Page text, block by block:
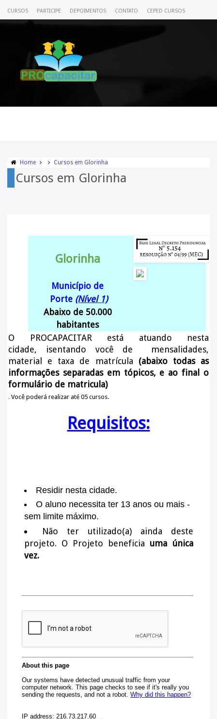
CURSOS PARTICIPE DEPOIMENTOS CONTATO CEPED CURSOS
Home Cursos em Glorinha
Cursos em Glorinha
Glorinha
Município de
Porte (Nível 1)
Abaixo de 50.000
habitantes
O PROCAPACITAR está atuando nesta
cidade, isentando você de mensalidades,
material e taxa de matrícula (abaixo todas as
informações separadas em tópicos, e ao final o
formulário de matricula)
. Você poderá realizar até 05 cursos.
Requisitos:
Residir nesta cidade.
O aluno necessita ter 13 anos ou mais -
sem limite máximo.
Não ter utilizado(a) ainda deste
projeto. O Projeto beneficia uma única
vez.